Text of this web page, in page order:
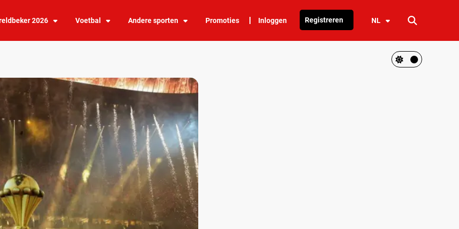
2026 Voetbal Andere sporten Promoties Inloggen Registreren NL